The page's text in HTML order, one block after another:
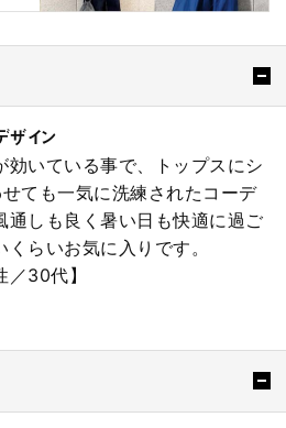
ザイン
効いている事で、トップスにシ
ても一気に洗練されたコーデ
通しも良く暑い日も快適に過ご
らいお気に入りです。
／30代】